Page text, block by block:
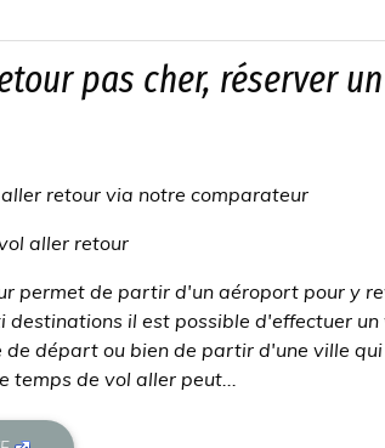
pas cher, réserver
retour via notre comparateur
aller retour
permet de partir d'un aéroport pour y
destinations il est possible d'effectuer
de départ ou bien de partir d'une ville
temps de vol aller peut...